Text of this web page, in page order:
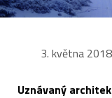
3. května 2018
Uznávaný